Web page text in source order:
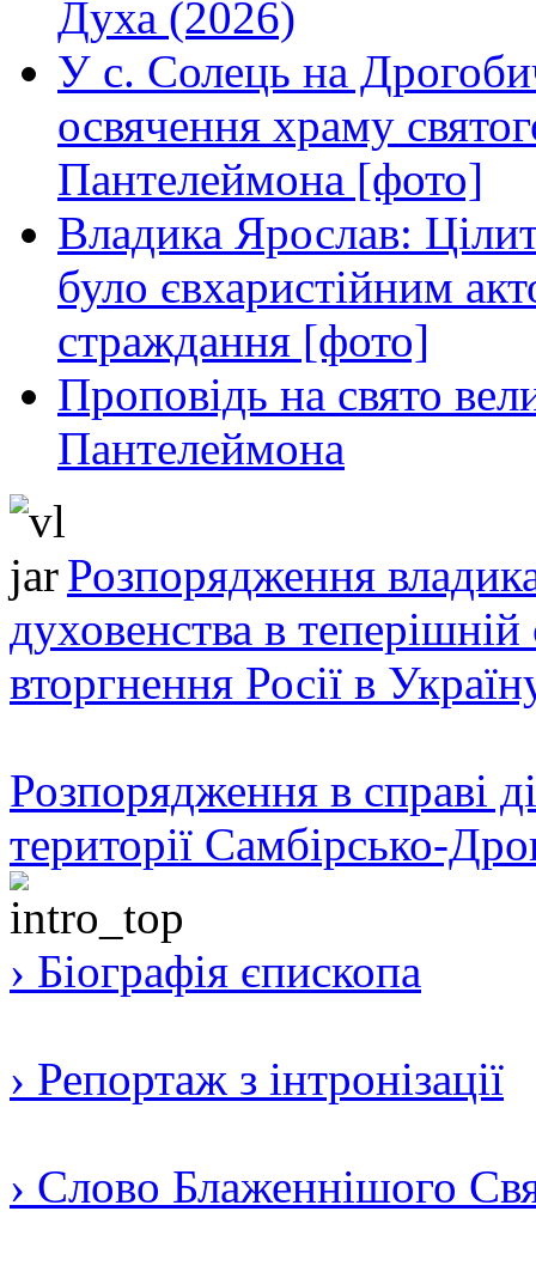
Духа (2026)
У с. Солець на
освячення храму
Пантелеймона [фото]
Владика Ярослав:
було євхаристійним
страждання [фото]
Проповідь на свято
Пантелеймона
Розпорядження
духовенства в теперішній
вторгнення Росії в
Розпорядження в справі
території Самбірсько-
› Біографія єпископа
› Репортаж з інтронізації
› Слово Блаженнішого